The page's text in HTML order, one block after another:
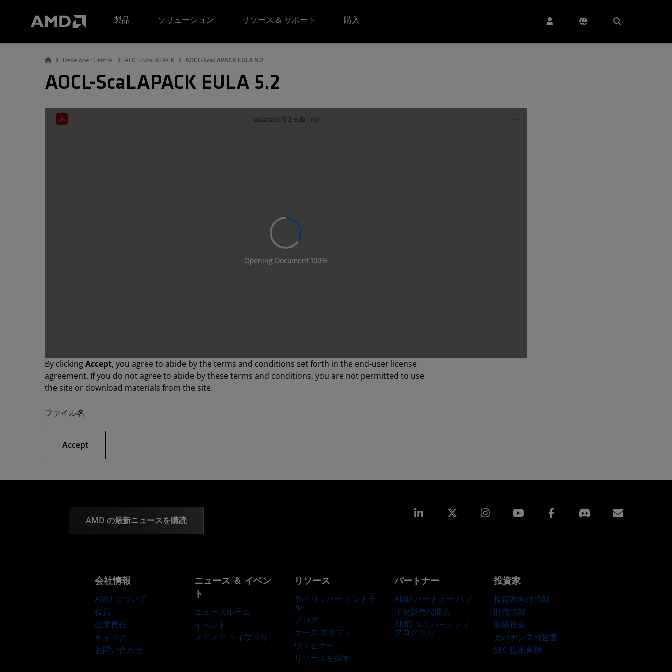
製品
ソリューション リソース & サポート 購入
Developer Central AOCL-ScaLAPACK AOCL-ScaLAPACK EULA 5.2
AOCL-ScaLAPACK EULA 5.2
By clickingAccept, you agree to abide by the terms and conditions set forth in the end-user license
agreement. If you do not agree to abide by these terms and conditions, you are not permitted to use
the site or download materials from the site.
ファイル名
Accept
AMD の最新ニュースを購読
Linkedin Instagram Facebook
会社情報
AMD について
役員
企業責任
キャリア
お問い合わせ
ニュース ＆ イベン
ト
ニュースルーム
イベント
メディア ライブラリ
リソース
デベロッパー セントラ
ル
ブログ
ケース スタディ
ウェビナー
リソースを探す
パートナー
AMD パートナー ハブ
正規販売代理店
AMD ユニバーシティ
プログラム
投資家
投資家向け情報
財務情報
取締役会
ガバナンス報告書
SEC 提出書類